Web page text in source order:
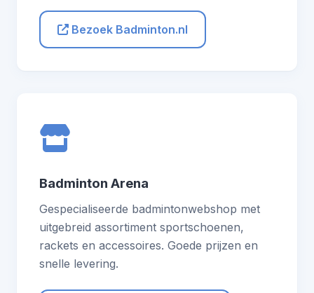
Bezoek Badminton.nl
Badminton Arena
Gespecialiseerde badmintonwebshop met
uitgebreid assortiment sportschoenen,
rackets en accessoires. Goede prijzen en
snelle levering.